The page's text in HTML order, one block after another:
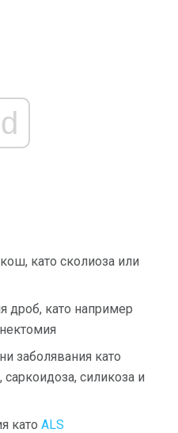
като сколиоза или
дроб, като например
заболявания като
силикоза и
като ALS